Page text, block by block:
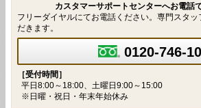
カスタマーサポートセンターへお電話
フリーダイヤルにてお電話ください。専門スタ
だきます。
0120-746-
［受付時間］
平日8:00～18:00、土曜日9:00～15:00
※日曜・祝日・年末年始休み